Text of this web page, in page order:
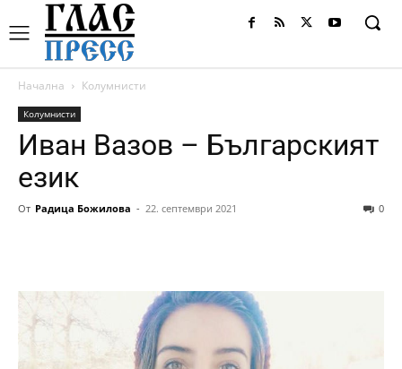
Начална Колумнисти
Колумнисти
Иван Вазов – Българският
език
От Радица Божилова - 22. септември 2021 0